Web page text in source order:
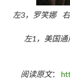
左3，罗笑娜
左1，美国
阅读原文：